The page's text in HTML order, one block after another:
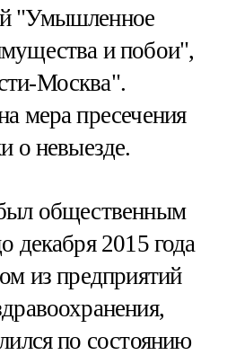
"Умышленное
и побои",
Москва".
мера пресечения
о невыезде.
общественным
декабря 2015 года
из предприятий
по состоянию